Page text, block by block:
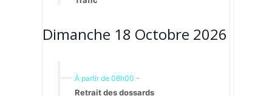
Dimanche 18 Octobre 2026
À partir de 08h00 -
Retrait des dossards